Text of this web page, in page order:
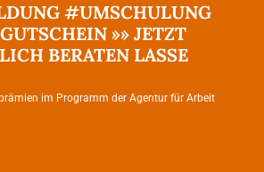
#UMSCHULUNG
»» JETZT
BERATEN LASSE
im Programm der Agentur für Arbeit